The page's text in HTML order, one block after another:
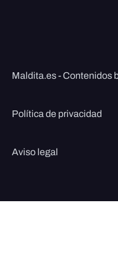
Maldita.es - Contenidos
Política de privacidad
Aviso legal